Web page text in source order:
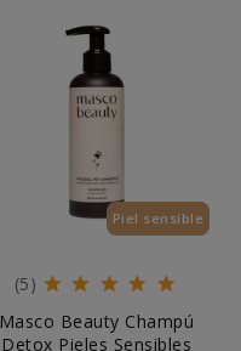
Piel sensible
(5)
Masco Beauty Champú
Detox Pieles Sensibles